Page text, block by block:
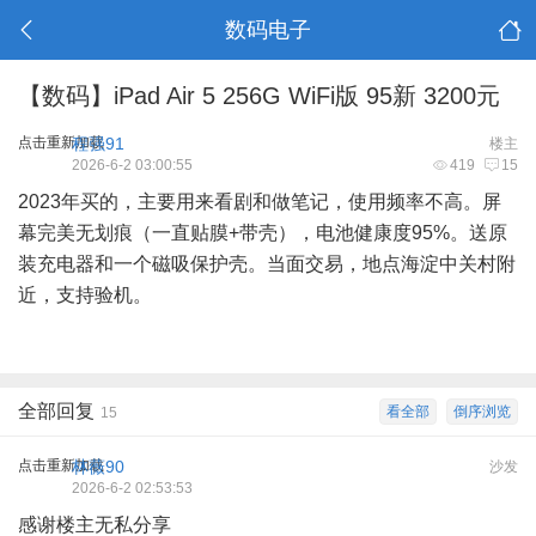
数码电子
【数码】iPad Air 5 256G WiFi版 95新 3200元
点击重新加载 楼主
程强91
419 15
2026-6-2 03:00:55
2023年买的，主要用来看剧和做笔记，使用频率不高。屏
幕完美无划痕（一直贴膜+带壳），电池健康度95%。送原
装充电器和一个磁吸保护壳。当面交易，地点海淀中关村附
近，支持验机。
倒序浏览
看全部
全部回复 15
点击重新加载 沙发
林薇90
2026-6-2 02:53:53
感谢楼主无私分享